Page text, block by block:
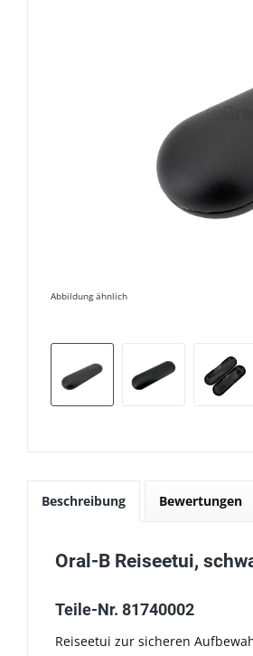
Abbildung ähnlich
Beschreibung Bewertungen
Oral-B Reiseetui,
Teile-Nr. 81740002
Reiseetui zur sicheren